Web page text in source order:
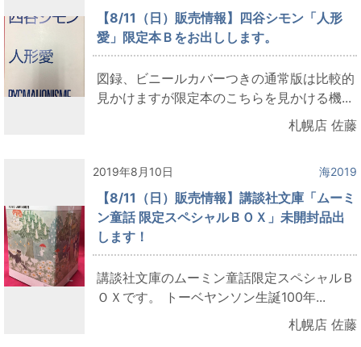
【8/11（日）販売情報】四谷シモン「人形
愛」限定本Ｂをお出しします。
図録、ビニールカバーつきの通常版は比較的
見かけますが限定本のこちらを見かける機...
札幌店 佐藤
2019年8月10日 海2019
【8/11（日）販売情報】講談社文庫「ムーミ
ン童話 限定スペシャルＢＯＸ」未開封品出
します！
講談社文庫のムーミン童話限定スペシャルＢ
ＯＸです。 トーベヤンソン生誕100年...
札幌店 佐藤